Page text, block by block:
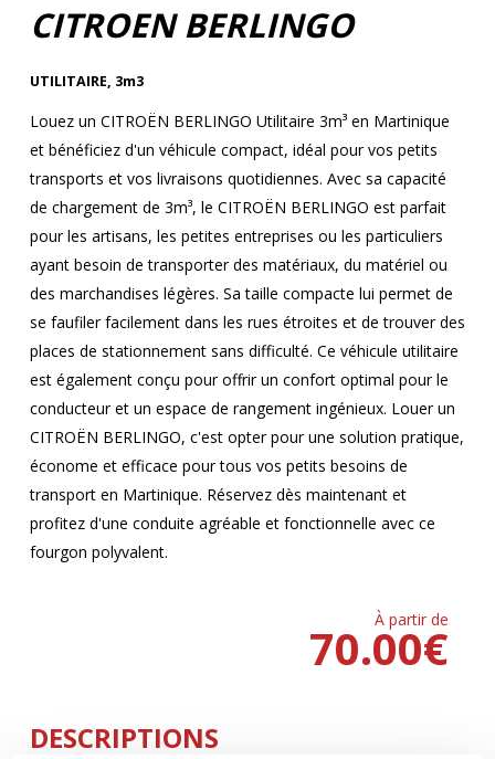
CITROEN BERLINGO
UTILITAIRE, 3m3
Louez un CITROËN BERLINGO Utilitaire 3m³ en Martinique
et bénéficiez d'un véhicule compact, idéal pour vos petits
transports et vos livraisons quotidiennes. Avec sa capacité
de chargement de 3m³, le CITROËN BERLINGO est parfait
pour les artisans, les petites entreprises ou les particuliers
ayant besoin de transporter des matériaux, du matériel ou
des marchandises légères. Sa taille compacte lui permet de
se faufiler facilement dans les rues étroites et de trouver des
places de stationnement sans difficulté. Ce véhicule utilitaire
est également conçu pour offrir un confort optimal pour le
conducteur et un espace de rangement ingénieux. Louer un
CITROËN BERLINGO, c'est opter pour une solution pratique,
économe et efficace pour tous vos petits besoins de
transport en Martinique. Réservez dès maintenant et
profitez d'une conduite agréable et fonctionnelle avec ce
fourgon polyvalent.
À partir de
€
70.00
DESCRIPTIONS